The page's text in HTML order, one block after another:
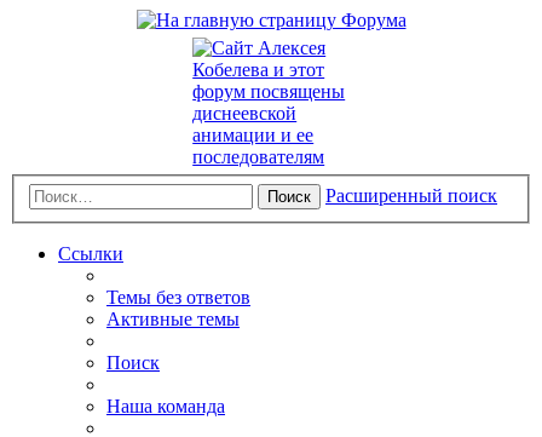
Поиск Расширенный поиск
Ссылки
Темы без ответов
Активные темы
Поиск
Наша команда